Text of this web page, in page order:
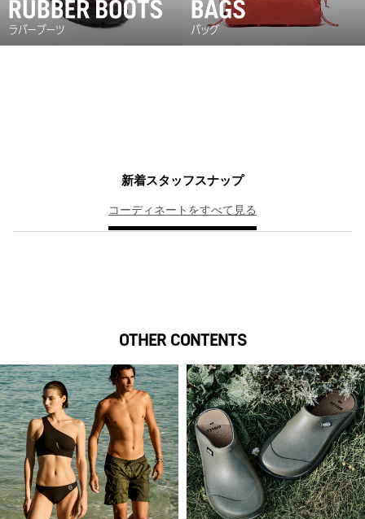
新着スタッフスナップ
コーディネートをすべて見る
OTHER CONTENTS